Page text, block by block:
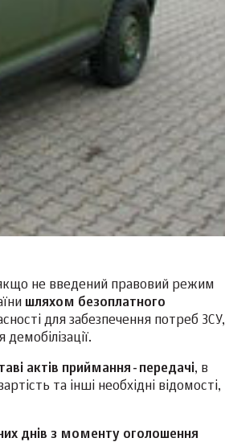
якщо не введений правовий режим
шляхом безоплатного
для забезпечення потреб ЗСУ,
актів приймання-передачі, в
та інші необхідні відомості,
днів з моменту оголошення